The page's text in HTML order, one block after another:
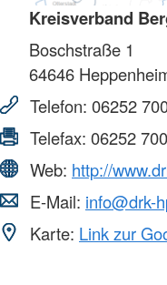
Kreisverband
Boschstraße 1
64646
Telefon: 06252
Telefax: 06252
Web: http://
E-Mail: info@drk-
Karte: Link zur